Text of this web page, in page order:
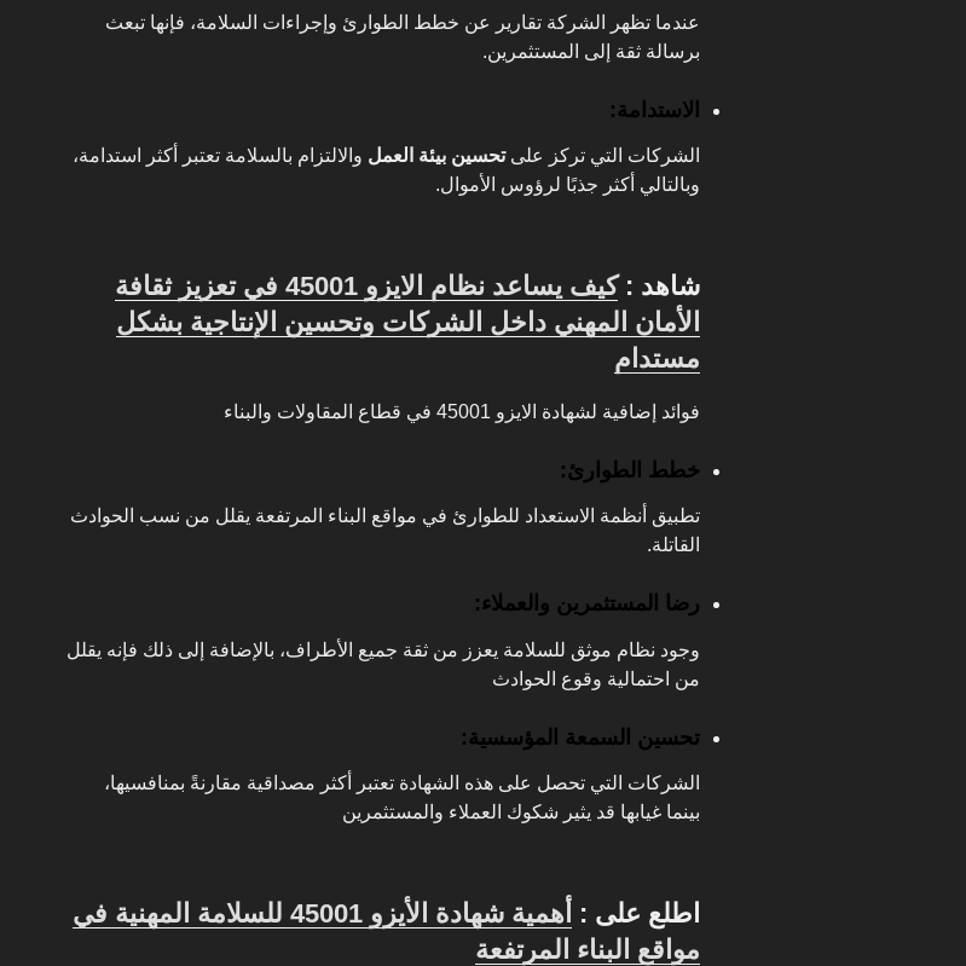
عندما تظهر الشركة تقارير عن خطط الطوارئ وإجراءات السلامة، فإنها تبعث
برسالة ثقة إلى المستثمرين.
الاستدامة:
الشركات التي تركز علىتحسين بيئة العمل والالتزام بالسلامة تعتبر أكثر استدامة،
وبالتالي أكثر جذبًا لرؤوس الأموال.
شاهد :
كيف يساعد نظام الايزو 45001 في تعزيز ثقافة
الأمان المهني داخل الشركات وتحسين الإنتاجية بشكل
مستدام
فوائد إضافية لشهادة الايزو 45001 في قطاع المقاولات والبناء
خطط الطوارئ:
تطبيق أنظمة الاستعداد للطوارئ في مواقع البناء المرتفعة يقلل من نسب الحوادث
القاتلة.
رضا المستثمرين والعملاء:
وجود نظام موثق للسلامة يعزز من ثقة جميع الأطراف، بالإضافة إلى ذلك فإنه يقلل
من احتمالية وقوع الحوادث
تحسين السمعة المؤسسية:
الشركات التي تحصل على هذه الشهادة تعتبر أكثر مصداقية مقارنةً بمنافسيها،
بينما غيابها قد يثير شكوك العملاء والمستثمرين
اطلع على :
أهمية شهادة الأيزو 45001 للسلامة المهنية في
مواقع البناء المرتفعة